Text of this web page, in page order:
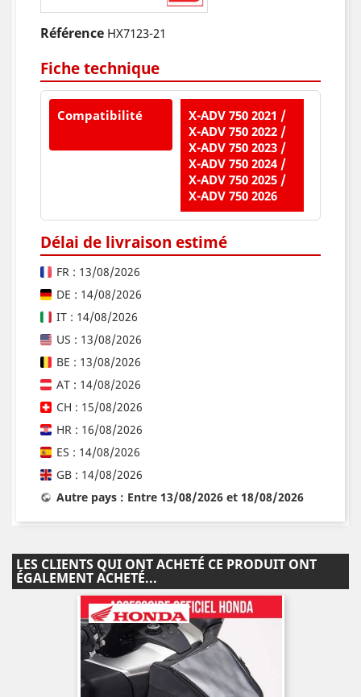
Référence HX7123-21
Fiche technique
Compatibilité
X-ADV 750 2021 /
X-ADV 750 2022 /
X-ADV 750 2023 /
X-ADV 750 2024 /
X-ADV 750 2025 /
X-ADV 750 2026
Délai de livraison estimé
FR : 13/08/2026
DE : 14/08/2026
IT : 14/08/2026
US : 13/08/2026
BE : 13/08/2026
AT : 14/08/2026
CH : 15/08/2026
HR : 16/08/2026
ES : 14/08/2026
GB : 14/08/2026
Autre pays : Entre 13/08/2026 et 18/08/2026
LES CLIENTS QUI ONT ACHETÉ CE PRODUIT ONT
ÉGALEMENT ACHETÉ...